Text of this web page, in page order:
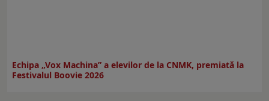
Echipa „Vox Machina” a elevilor de la CNMK, premiată la
Festivalul Boovie 2026